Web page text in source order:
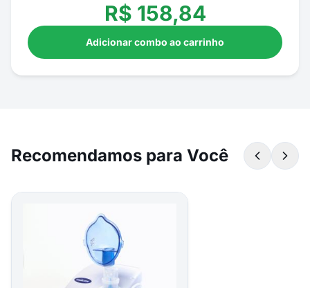
R$ 158,84
Adicionar combo ao carrinho
Recomendamos para Você